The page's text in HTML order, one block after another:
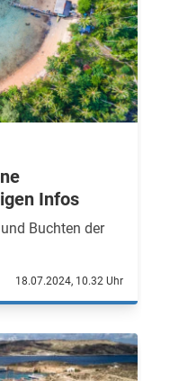
Infos
Buchten der
18.07.2024, 10.32 Uhr